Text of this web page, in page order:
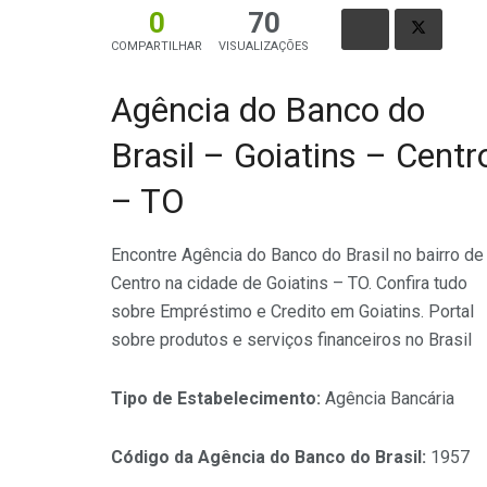
0
COMPARTILHAR
70
VISUALIZAÇÕES
Agência do Banco do
Brasil – Goiatins –
– TO
Encontre Agência do Banco do Brasil no bairro de
Centro na cidade de Goiatins – TO. Confira tudo
sobre Empréstimo e Credito em Goiatins. Portal
sobre produtos e serviços financeiros no Brasil
Tipo de Estabelecimento: Agência Bancária
Código da Agência do Banco do Brasil: 1957